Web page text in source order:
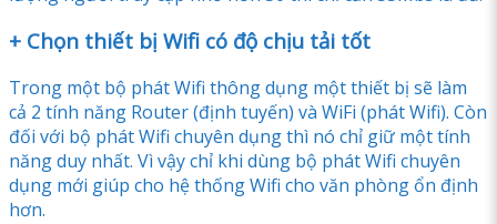
+ Chọn thiết bị Wifi có độ chịu tải tốt
Trong một bộ phát Wifi thông dụng một thiết bị sẽ làm
cả 2 tính năng Router (định tuyến) và WiFi (phát Wifi). Còn
đối với bộ phát Wifi chuyên dụng thì nó chỉ giữ một tính
năng duy nhất. Vì vậy chỉ khi dùng bộ phát Wifi chuyên
dụng mới giúp cho hệ thống Wifi cho văn phòng ổn định
hơn.